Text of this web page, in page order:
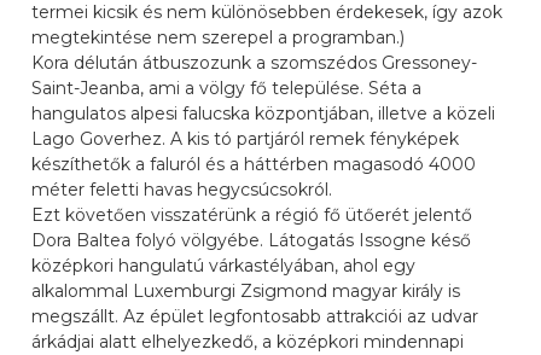
termei kicsik és nem különösebben érdekesek, így azok
megtekintése nem szerepel a programban.)
Kora délután átbuszozunk a szomszédos Gressoney-
Saint-Jeanba, ami a völgy fő települése. Séta a
hangulatos alpesi falucska központjában, illetve a közeli
Lago Goverhez. A kis tó partjáról remek fényképek
készíthetők a faluról és a háttérben magasodó 4000
méter feletti havas hegycsúcsokról.
Ezt követően visszatérünk a régió fő ütőerét jelentő
Dora Baltea folyó völgyébe. Látogatás Issogne késő
középkori hangulatú várkastélyában, ahol egy
alkalommal Luxemburgi Zsigmond magyar király is
megszállt. Az épület legfontosabb attrakciói az udvar
árkádjai alatt elhelyezkedő, a középkori mindennapi